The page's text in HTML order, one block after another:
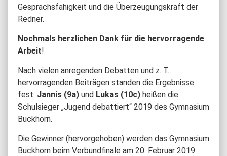
Gesprächsfähigkeit und die Überzeugungskraft der
Redner.
Nochmals herzlichen Dank für die hervorragende
Arbeit!
Nach vielen anregenden Debatten und z. T.
hervorragenden Beiträgen standen die Ergebnisse
fest: Jannis (9a) und Lukas (10c) heißen die
Schulsieger „Jugend debattiert“ 2019 des Gymnasium
Buckhorn.
Die Gewinner (hervorgehoben) werden das Gymnasium
Buckhorn beim Verbundfinale am 20. Februar 2019